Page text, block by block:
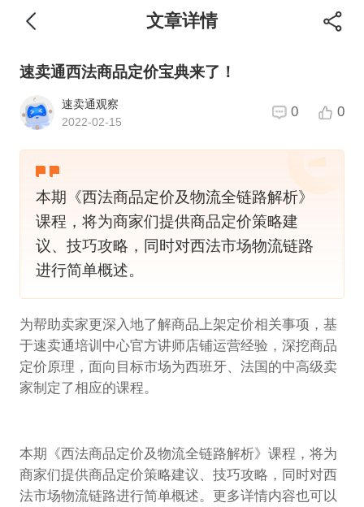
文章详情
速卖通西法商品定价宝典来了！
速卖通观察
2022-02-15
0 0
本期《西法商品定价及物流全链路解析》
课程，将为商家们提供商品定价策略建
议、技巧攻略，同时对西法市场物流链路
进行简单概述。
为帮助卖家更深入地了解商品上架定价相关事项，基
于速卖通培训中心官方讲师店铺运营经验，深挖商品
定价原理，面向目标市场为西班牙、法国的中高级卖
家制定了相应的课程。
本期《西法商品定价及物流全链路解析》课程，将为
商家们提供商品定价策略建议、技巧攻略，同时对西
法市场物流链路进行简单概述。更多详情内容也可以